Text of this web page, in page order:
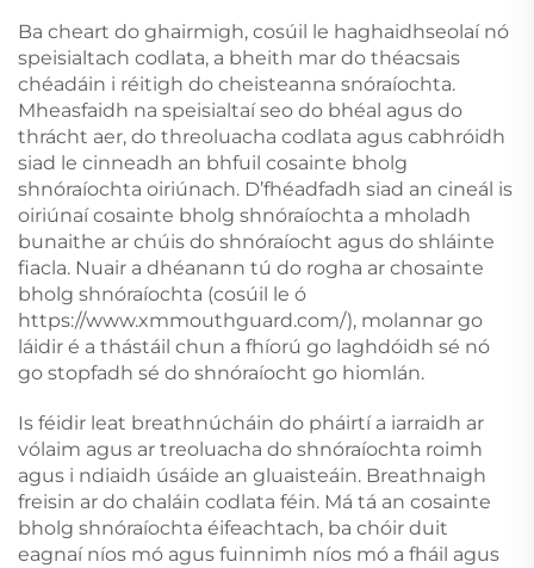
Ba cheart do ghairmigh, cosúil le haghaidhseolaí nó
speisialtach codlata, a bheith mar do théacsais
chéadáin i réitigh do cheisteanna snóraíochta.
Mheasfaidh na speisialtaí seo do bhéal agus do
thrácht aer, do threoluacha codlata agus cabhróidh
siad le cinneadh an bhfuil cosainte bholg
shnóraíochta oiriúnach. D’fhéadfadh siad an cineál is
oiriúnaí cosainte bholg shnóraíochta a mholadh
bunaithe ar chúis do shnóraíocht agus do shláinte
fiacla. Nuair a dhéanann tú do rogha ar chosainte
bholg shnóraíochta (cosúil le ó
https://www.xmmouthguard.com/), molannar go
láidir é a thástáil chun a fhíorú go laghdóidh sé nó
go stopfadh sé do shnóraíocht go hiomlán.
Is féidir leat breathnúcháin do pháirtí a iarraidh ar
vólaim agus ar treoluacha do shnóraíochta roimh
agus i ndiaidh úsáide an gluaisteáin. Breathnaigh
freisin ar do chaláin codlata féin. Má tá an cosainte
bholg shnóraíochta éifeachtach, ba chóir duit
eagnaí níos mó agus fuinnimh níos mó a fháil agus